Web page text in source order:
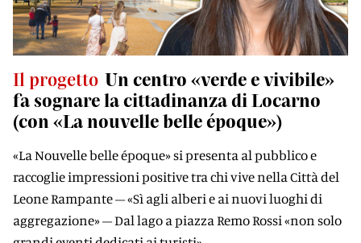
Il progetto Un centro «verde e vivibile»
fa sognare la cittadinanza di Locarno
(con «La nouvelle belle époque»)
«La Nouvelle belle époque» si presenta al pubblico e
raccoglie impressioni positive tra chi vive nella Città del
Leone Rampante – «Sì agli alberi e ai nuovi luoghi di
aggregazione» – Dal lago a piazza Remo Rossi «non solo